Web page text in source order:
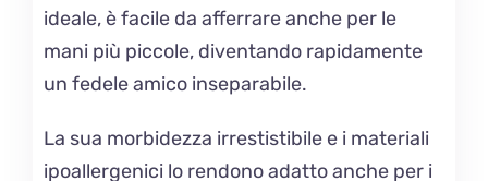
ideale, è facile da afferrare anche per le
mani più piccole, diventando rapidamente
un fedele amico inseparabile.
La sua morbidezza irrestistibile e i materiali
ipoallergenici lo rendono adatto anche per i